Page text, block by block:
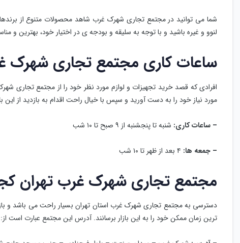
شما می توانید در مجتمع تجاری شهرک غرب شاهد محصولات متنوع از
لنوو و غیره باشید و با توجه به سلیقه و بودجه ی در اختیار خود، بهترین و
ساعات کاری مجتمع تجاری شهرک
افرادی که قصد خرید تجهیزات و لوازم مورد نظر خود را از مجتمع تجاری
مورد نیاز خود را به دست آورید و سپس با خیال راحت اقدام به بازدید از این
– ساعات کاری: شنبه تا پنجشنبه از ۹ صبح تا ۱۰ شب
– جمعه ها:
مجتمع تجاری شهرک غرب تهران
دسترسی به مجتمع تجاری شهرک غرب استان تهران بسیار راحت می باشد و
ترین زمان ممکن خود را به این بازار برسانند. آدرس این مجتمع عبارت است از: